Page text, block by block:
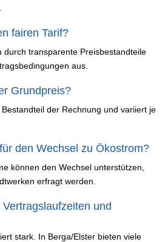
fairen Tarif?
durch transparente Preisbestandteile
aus.
Grundpreis?
der Rechnung und variiert je
den Wechsel zu Ökostrom?
können den Wechsel unterstützen,
erfragt werden.
und
stark. In Berga/Elster bieten viele